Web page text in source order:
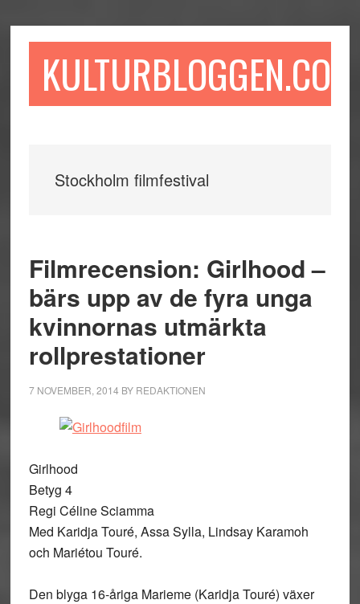
till
till
sidofältet
till
KULTURBLOGGEN.COM
Stockholm filmfestival
Filmrecension: Girlhood –
bärs upp av de fyra unga
kvinnornas utmärkta
rollprestationer
7 NOVEMBER, 2014 BY REDAKTIONEN
Girlhood
Betyg 4
Regi Céline Sciamma
Med Karidja Touré, Assa Sylla, Lindsay Karamoh
och Mariétou Touré.
Den blyga 16-åriga Marieme (Karidja Touré) växer